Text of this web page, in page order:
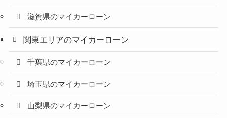
滋賀県のマイカーローン
関東エリアのマイカーローン
千葉県のマイカーローン
埼玉県のマイカーローン
山梨県のマイカーローン